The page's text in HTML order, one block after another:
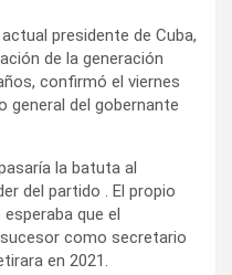
presidente de Cuba,
de la generación
confirmó el viernes
general del gobernante
la batuta al
del partido . El propio
que el
como secretario
en 2021.